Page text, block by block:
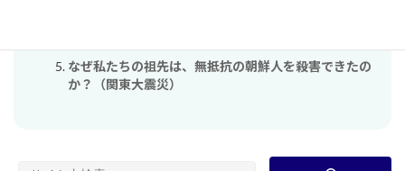
なぜ私たちの祖先は、無抵抗の朝鮮人を殺害できたの
か？（関東大震災）